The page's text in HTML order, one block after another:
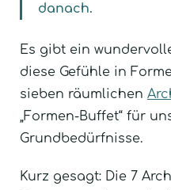
danach.
Es gibt ein
diese Gefühle in
sieben räumlichen
„Formen-Buffet“ für
Grundbedürfnisse.
Kurz gesagt: Die 7